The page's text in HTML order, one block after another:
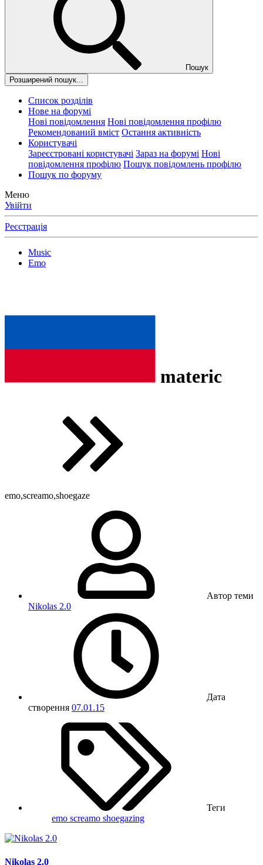
Пошук
Розширений пошук...
Список розділів
Нове на форумі
Нові повідомлення Нові повідомлення профілю
Рекомендований вміст Остання активність
Користувачі
Зареєстровані користувачі Зараз на форумі Нові
повідомлення профілю Пошук повідомлень профілю
Пошук по форуму
Меню
Увійти
Реєстрація
Music
Emo
materic
emo,screamo,shoegaze
Автор теми
Nikolas 2.0
Дата
створення 07.01.15
Теги
emo screamo shoegazing
Nikolas 2.0